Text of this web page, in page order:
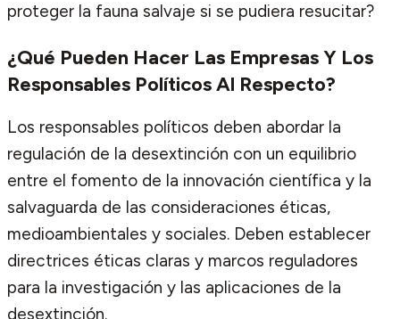
proteger la fauna salvaje si se pudiera resucitar?
¿Qué Pueden Hacer Las Empresas Y Los
Responsables Políticos Al Respecto?
Los responsables políticos deben abordar la
regulación de la desextinción con un equilibrio
entre el fomento de la innovación científica y la
salvaguarda de las consideraciones éticas,
medioambientales y sociales. Deben establecer
directrices éticas claras y marcos reguladores
para la investigación y las aplicaciones de la
desextinción.